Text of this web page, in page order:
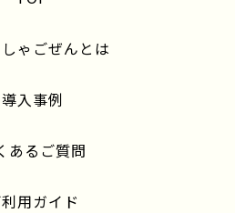
ゃごぜんとは
導入事例
あるご質問
用ガイド